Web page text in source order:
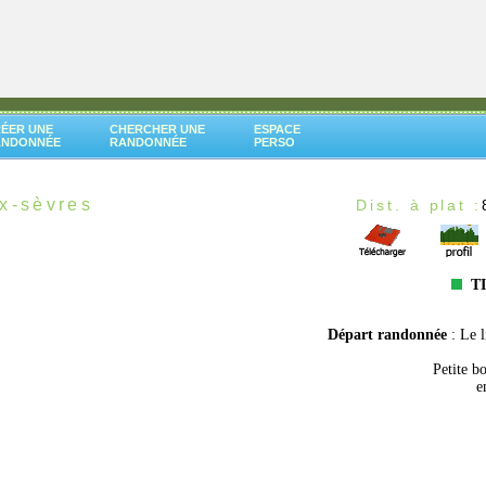
UNE
CHERCHER UNE
RANDONNÉE
ESPACE
PERSO
sèvres Dist. à plat :
Départ randonnée : Le
Petite